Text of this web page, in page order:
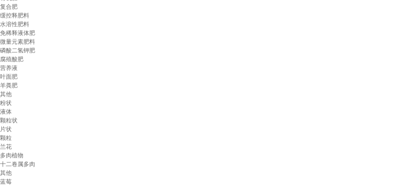
复合肥
缓控释肥料
水溶性肥料
免稀释液体肥
微量元素肥料
磷酸二氢钾肥
腐殖酸肥
营养液
叶面肥
羊粪肥
其他
粉状
液体
颗粒状
片状
颗粒
兰花
多肉植物
十二卷属多肉
其他
蓝莓